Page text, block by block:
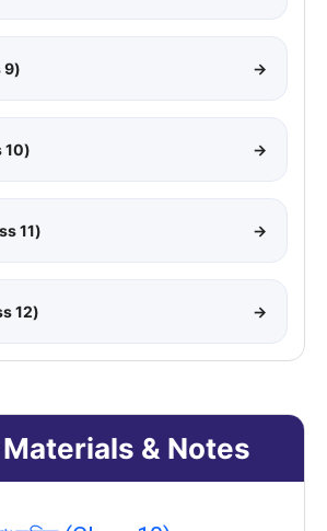
9) →
10) →
11) →
12) →
& Notes